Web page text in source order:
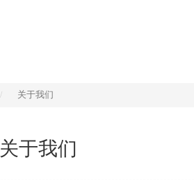
关于我们
关于我们